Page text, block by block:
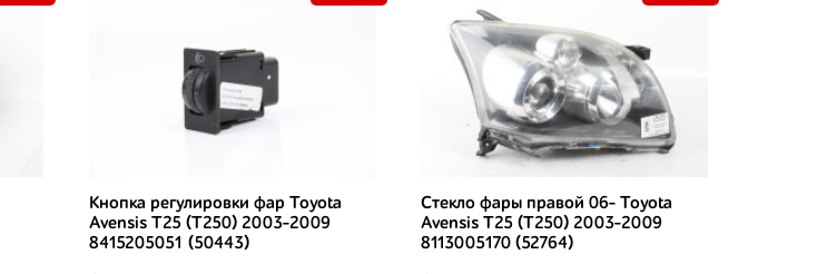
Кнопка регулировки фар Toyota
Avensis T25 (T250) 2003-2009
8415205051 (50443)
Стекло фары правой 06- Toyota
Avensis T25 (T250) 2003-2009
8113005170 (52764)